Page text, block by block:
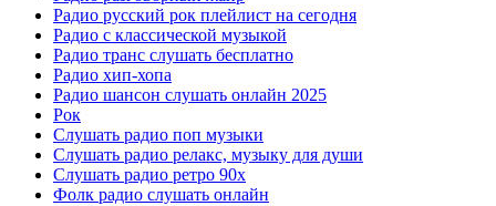
Радио русский рок плейлист на сегодня
Радио с классической музыкой
Радио транс слушать бесплатно
Радио хип-хопа
Радио шансон слушать онлайн 2025
Рок
Слушать радио поп музыки
Слушать радио релакс, музыку для души
Слушать радио ретро 90х
Фолк радио слушать онлайн